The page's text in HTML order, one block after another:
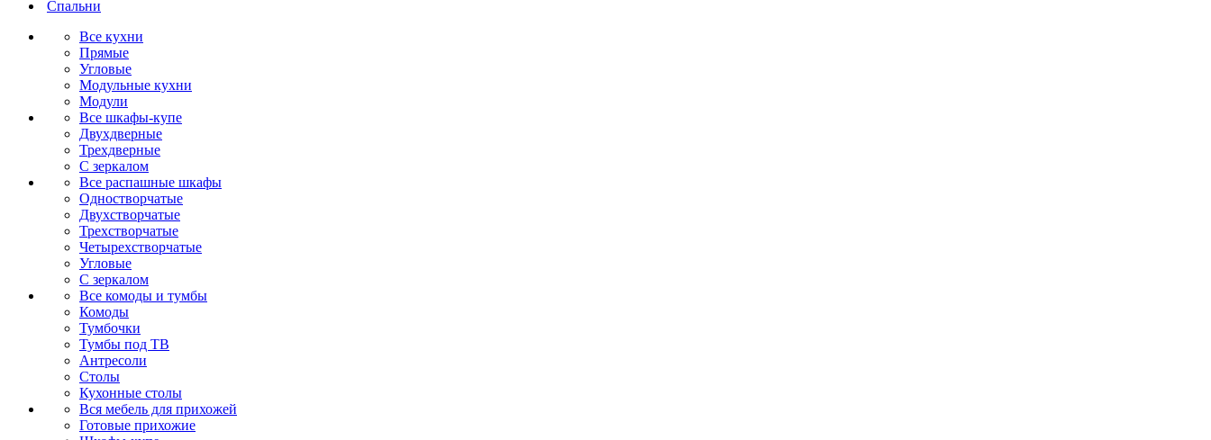
Спальни
Все кухни
Прямые
Угловые
Модульные кухни
Модули
Все шкафы-купе
Двухдверные
Трехдверные
С зеркалом
Все распашные шкафы
Одностворчатые
Двухстворчатые
Трехстворчатые
Четырехстворчатые
Угловые
С зеркалом
Все комоды и тумбы
Комоды
Тумбочки
Тумбы под ТВ
Антресоли
Столы
Кухонные столы
Вся мебель для прихожей
Готовые прихожие